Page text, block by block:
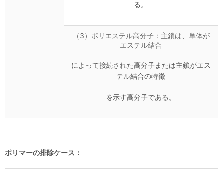
る。
（3）ポリエステル高分子：主鎖は、単体が
エステル結合
によって接続された高分子または主鎖がエス
テル結合の特徴
を示す高分子である。
ポリマーの排除ケース：